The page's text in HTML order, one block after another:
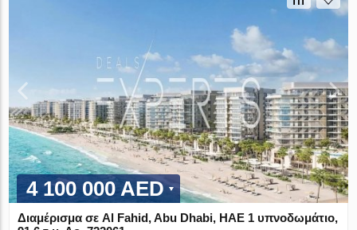
4 100 000 AED
Διαμέρισμα σε Al Fahid, Abu Dhabi, ΗΑΕ 1 υπνοδωμάτιο,